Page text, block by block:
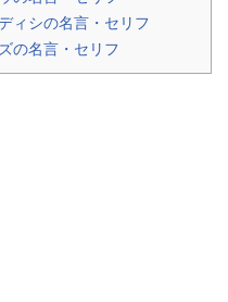
ィシの名言・セリフ
の名言・セリフ